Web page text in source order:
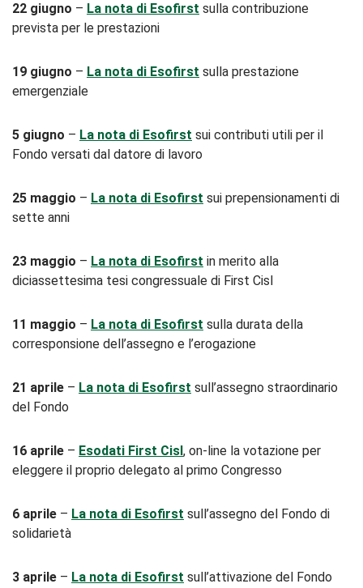
22 giugno – La nota di Esofirst sulla contribuzione
prevista per le prestazioni
19 giugno – La nota di Esofirst sulla prestazione
emergenziale
5 giugno – La nota di Esofirst sui contributi utili per il
Fondo versati dal datore di lavoro
25 maggio – La nota di Esofirst sui prepensionamenti di
sette anni
23 maggio – La nota di Esofirst in merito alla
diciassettesima tesi congressuale di First Cisl
11 maggio – La nota di Esofirst sulla durata della
corresponsione dell’assegno e l’erogazione
21 aprile – La nota di Esofirst sull’assegno straordinario
del Fondo
16 aprile – Esodati First Cisl, on-line la votazione per
eleggere il proprio delegato al primo Congresso
6 aprile – La nota di Esofirst sull’assegno del Fondo di
solidarietà
3 aprile – La nota di Esofirst sull’attivazione del Fondo